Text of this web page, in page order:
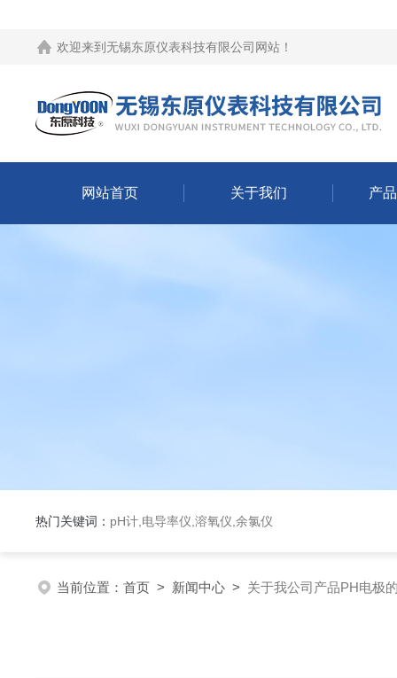
欢迎来到 无锡东原仪表科技有限公司网站 ！
网站首页 关于我们 产
热门关键词： pH计,电导率仪,溶氧仪,余氯仪
当前位置： 首页 > 新闻中心 > 关于我公司产品PH电极